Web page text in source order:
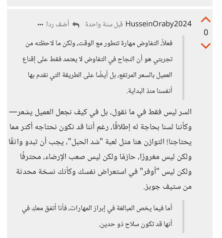
0
HusseinOraby2024 قبل سنة واحدة
أضف ردا
فعلاً، التفاوض مهارة تتطور مع الوقت، ولكن ما لاحظته من
تجربتي هو أن النجاح في التفاوض لا يعتمد فقط على إقناع
العميل بالسعر المرتفع، بل أيضًا على الطريقة التي نقدم بها
أنفسنا منذ البداية.
السر ليس فقط في ما نقول، بل في كيف نجعل العميل يشعر—
وكأننا لسنا بحاجة له إطلاقًا، رغم أننا قد نكون نحتاجه أكثر مما
يحتاجنا! التوازن هنا مثل لعبة "شد الحبل"، يجب أن تبدو واثقًا
ولكن ليس مغرورًا، حازمًا ولكن ليس صعب الإرضاء، محترفًا
ولكن ليس "أوفر" في استعراض نفسك وكأنك نسخة محدثة
من ستيف جوبز.
أما فيما يخص المبالغة في إبراز المهارات، فأنا أتفق معكِ في
أنها قد تكون سلاح ذو حدين.